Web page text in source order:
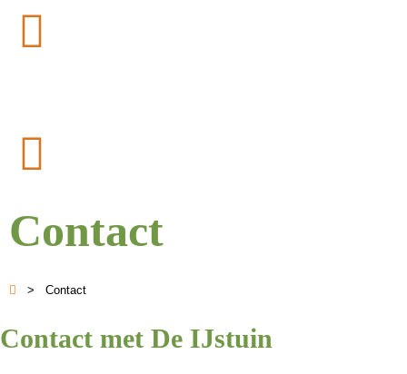
Contact
> Contact
Contact met De IJstuin